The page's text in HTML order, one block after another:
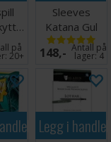
på
20+
Sleeves
Katana Gul
100 stk
66x91
148,- Antall på
lager:4
Legg i